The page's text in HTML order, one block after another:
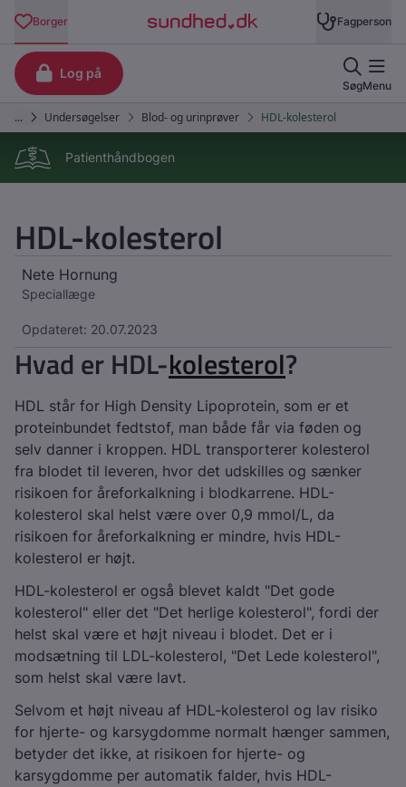
Patienthåndbogen
HDL-kolesterol
Nete Hornung
Speciallæge
Opdateret: 20.07.2023
Hvad er HDL-kolesterol?
HDL står for High Density Lipoprotein, som er et
proteinbundet fedtstof, man både får via føden og
selv danner i kroppen. HDL transporterer kolesterol
fra blodet til leveren, hvor det udskilles og sænker
risikoen for åreforkalkning i blodkarrene. HDL-
kolesterol skal helst være over 0,9 mmol/L, da
risikoen for åreforkalkning er mindre, hvis HDL-
kolesterol er højt.
HDL-kolesterol er også blevet kaldt "Det gode
kolesterol" eller det "Det herlige kolesterol", fordi der
helst skal være et højt niveau i blodet. Det er i
modsætning til LDL-kolesterol, "Det Lede kolesterol",
som helst skal være lavt.
Selvom et højt niveau af HDL-kolesterol og lav risiko
for hjerte- og karsygdomme normalt hænger sammen,
betyder det ikke, at risikoen for hjerte- og
karsygdomme per automatik falder, hvis HDL-